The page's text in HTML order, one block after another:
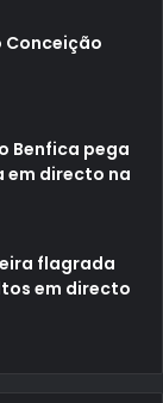
Conceição
Benfica pega
em directo na
flagrada
em directo